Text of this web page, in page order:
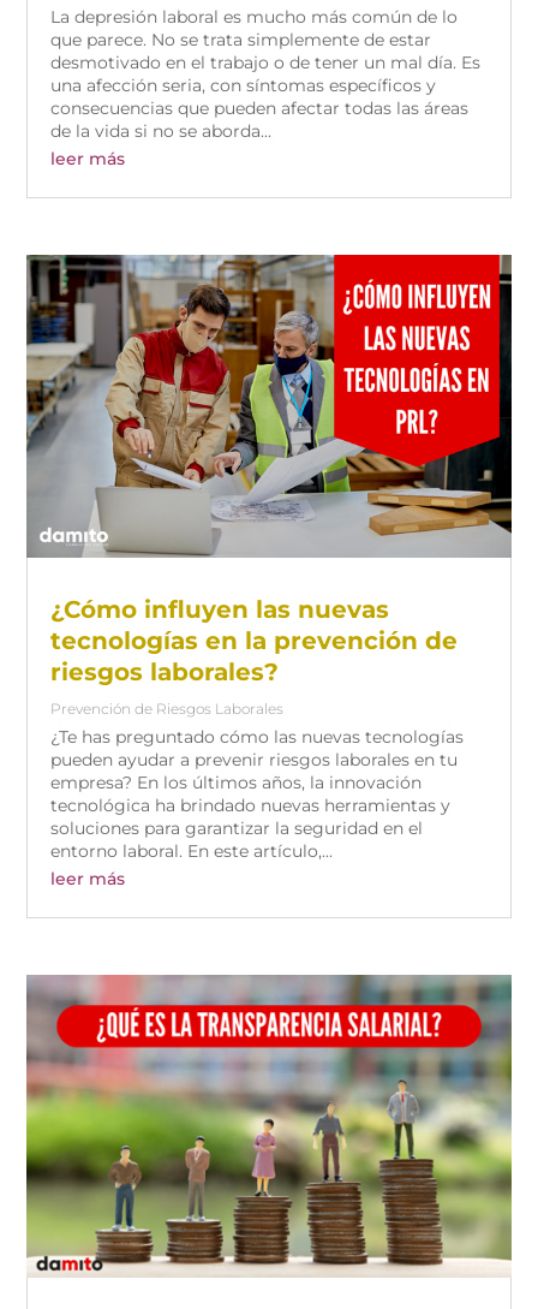
La depresión laboral es mucho más común de lo
que parece. No se trata simplemente de estar
desmotivado en el trabajo o de tener un mal día. Es
una afección seria, con síntomas específicos y
consecuencias que pueden afectar todas las áreas
de la vida si no se aborda...
leer más
¿Cómo influyen las nuevas
tecnologías en la prevención de
riesgos laborales?
Prevención de Riesgos Laborales
¿Te has preguntado cómo las nuevas tecnologías
pueden ayudar a prevenir riesgos laborales en tu
empresa? En los últimos años, la innovación
tecnológica ha brindado nuevas herramientas y
soluciones para garantizar la seguridad en el
entorno laboral. En este artículo,...
leer más